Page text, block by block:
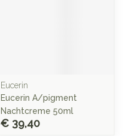
Eucerin
Eucerin A/pigment
Nachtcreme 50ml
€ 39,40